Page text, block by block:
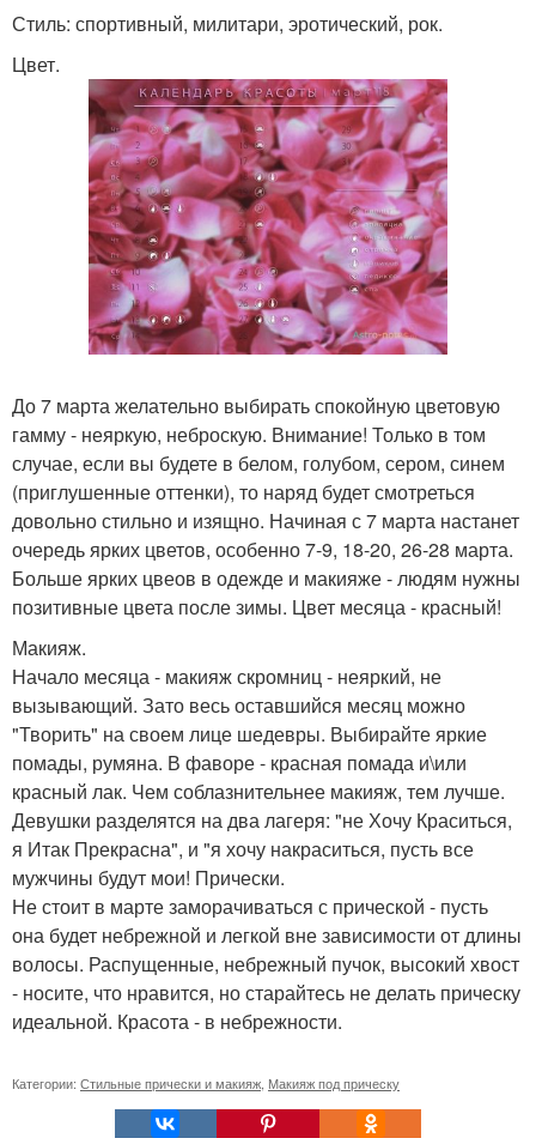
Стиль: спортивный, милитари, эротический, рок.
Цвет.
До 7 марта желательно выбирать спокойную цветовую
гамму - неяркую, неброскую. Внимание! Только в том
случае, если вы будете в белом, голубом, сером, синем
(приглушенные оттенки), то наряд будет смотреться
довольно стильно и изящно. Начиная с 7 марта настанет
очередь ярких цветов, особенно 7-9, 18-20, 26-28 марта.
Больше ярких цвеов в одежде и макияже - людям нужны
позитивные цвета после зимы. Цвет месяца - красный!
Макияж.
Начало месяца - макияж скромниц - неяркий, не
вызывающий. Зато весь оставшийся месяц можно
"Творить" на своем лице шедевры. Выбирайте яркие
помады, румяна. В фаворе - красная помада и\или
красный лак. Чем соблазнительнее макияж, тем лучше.
Девушки разделятся на два лагеря: "не Хочу Краситься,
я Итак Прекрасна", и "я хочу накраситься, пусть все
мужчины будут мои! Прически.
Не стоит в марте заморачиваться с прической - пусть
она будет небрежной и легкой вне зависимости от длины
волосы. Распущенные, небрежный пучок, высокий хвост
- носите, что нравится, но старайтесь не делать прическу
идеальной. Красота - в небрежности.
Категории: Стильные прически и макияж Макияж под прическу